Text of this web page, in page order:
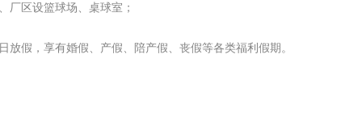
厂区设篮球场、桌球室；
假，享有婚假、产假、陪产假、丧假等各类福利假期。